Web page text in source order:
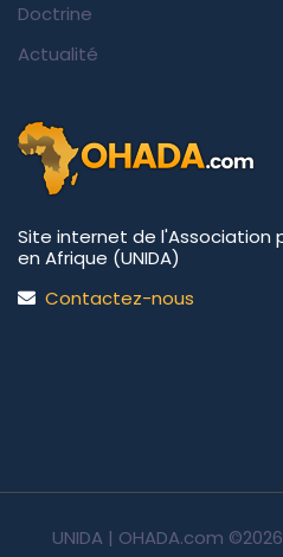
Doctrine
Actualité
Site internet de l'Association
en Afrique (UNIDA)
Contactez-nous
UNIDA | OHADA.com